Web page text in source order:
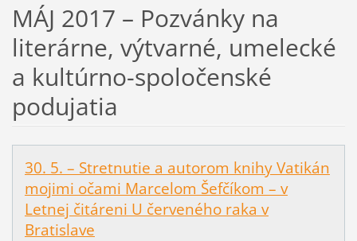
MÁJ 2017 – Pozvánky na
literárne, výtvarné, umelecké
a kultúrno-spoločenské
podujatia
30. 5. – Stretnutie a autorom knihy Vatikán
mojimi očami Marcelom Šefčíkom – v
Letnej čitáreni U červeného raka v
Bratislave